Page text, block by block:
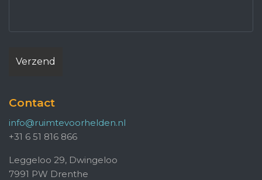
Contact
info@ruimtevoorhelden.nl
+31 6 51 816 866
Leggeloo 29, Dwingeloo
7991 PW Drenthe